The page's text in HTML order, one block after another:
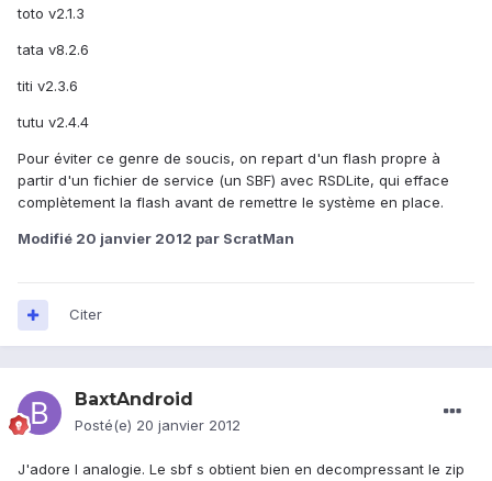
toto v2.1.3
tata v8.2.6
titi v2.3.6
tutu v2.4.4
Pour éviter ce genre de soucis, on repart d'un flash propre à
partir d'un fichier de service (un SBF) avec RSDLite, qui efface
complètement la flash avant de remettre le système en place.
Modifié 20 janvier 2012 par ScratMan
Citer
BaxtAndroid
Posté(e) 20 janvier 2012
J'adore l analogie. Le sbf s obtient bien en decompressant le zip